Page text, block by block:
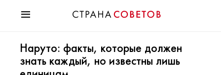
Мода
Звезды
Наруто: факты, которые должен
знать каждый, но известны лишь